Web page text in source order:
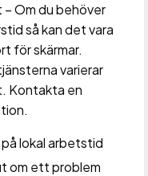
Om du behöver
så kan det vara
för skärmar.
varierar
Kontakta en
lokal arbetstid
om ett problem